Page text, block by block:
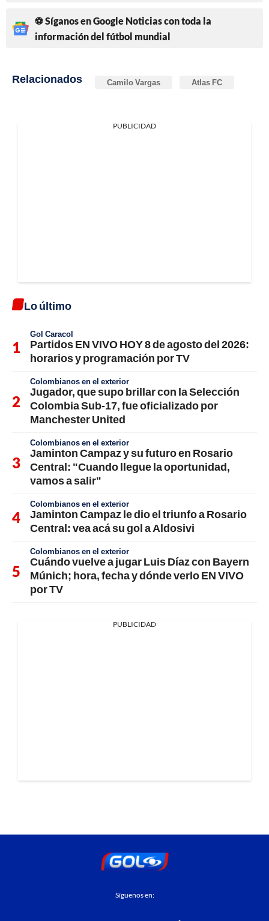
⚽ Síganos en Google Noticias con toda la
información del fútbol mundial
Relacionados Camilo Vargas Atlas FC
PUBLICIDAD
Lo último
Gol Caracol
Partidos EN VIVO HOY 8 de agosto del 2026:
horarios y programación por TV
Colombianos en el exterior
Jugador, que supo brillar con la Selección
Colombia Sub-17, fue oficializado por
Manchester United
Colombianos en el exterior
Jaminton Campaz y su futuro en Rosario
Central: "Cuando llegue la oportunidad,
vamos a salir"
Colombianos en el exterior
Jaminton Campaz le dio el triunfo a Rosario
Central: vea acá su gol a Aldosivi
Colombianos en el exterior
Cuándo vuelve a jugar Luis Díaz con Bayern
Múnich; hora, fecha y dónde verlo EN VIVO
por TV
PUBLICIDAD
Síguenos en: